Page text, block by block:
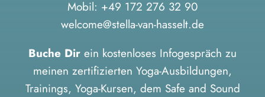
Mobil: +49 172 276 32 90
welcome@stella-van-hasselt.de
Buche Dir ein kostenloses Infogespräch zu
meinen zertifizierten Yoga-Ausbildungen,
Trainings, Yoga-Kursen, dem Safe and Sound